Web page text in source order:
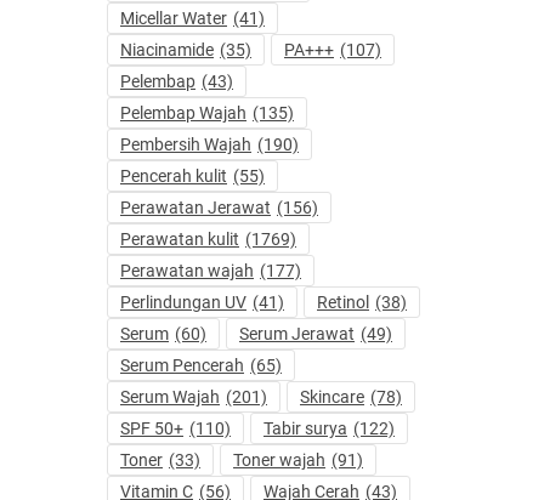
Micellar Water (41)
Niacinamide (35) PA+++ (107)
Pelembap (43)
Pelembap Wajah (135)
Pembersih Wajah (190)
Pencerah kulit (55)
Perawatan Jerawat (156)
Perawatan kulit (1769)
Perawatan wajah (177)
Perlindungan UV (41) Retinol (38)
Serum (60) Serum Jerawat (49)
Serum Pencerah (65)
Serum Wajah (201) Skincare (78)
SPF 50+ (110) Tabir surya (122)
Toner (33) Toner wajah (91)
Vitamin C (56) Wajah Cerah (43)